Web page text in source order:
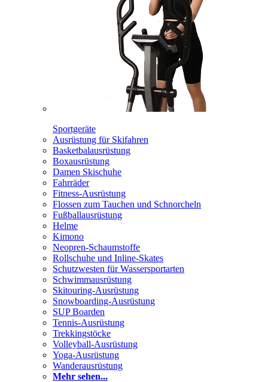
Sportgeräte
Ausrüstung für Skifahren
Basketbalausrüstung
Boxausrüstung
Damen Skischuhe
Fahrräder
Fitness-Ausrüstung
Flossen zum Tauchen und Schnorcheln
Fußballausrüstung
Helme
Kimono
Neopren-Schaumstoffe
Rollschuhe und Inline-Skates
Schutzwesten für Wassersportarten
Schwimmausrüstung
Skitouring-Ausrüstung
Snowboarding-Ausrüstung
SUP Boarden
Tennis-Ausrüstung
Trekkingstöcke
Volleyball-Ausrüstung
Yoga-Ausrüstung
Wanderausrüstung
Mehr sehen...